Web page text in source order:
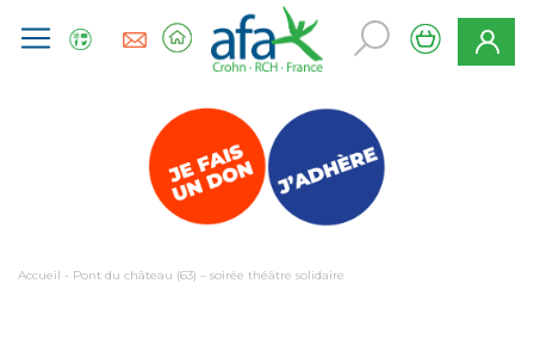
Accueil - Pont du château (63) – soirée théâtre solidaire